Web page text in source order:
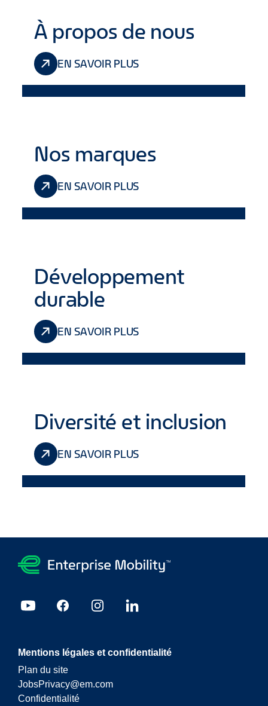
À propos de nous
EN SAVOIR PLUS
Nos marques
EN SAVOIR PLUS
Développement
durable
EN SAVOIR PLUS
Diversité et inclusion
EN SAVOIR PLUS
Mentions légales et confidentialité
Plan du site
JobsPrivacy@em.com
Confidentialité